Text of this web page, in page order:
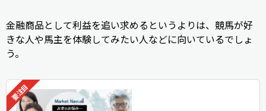
金融商品として利益を追い求めるというよりは、競馬が好
きな人や馬主を体験してみたい人などに向いているでしょ
う。